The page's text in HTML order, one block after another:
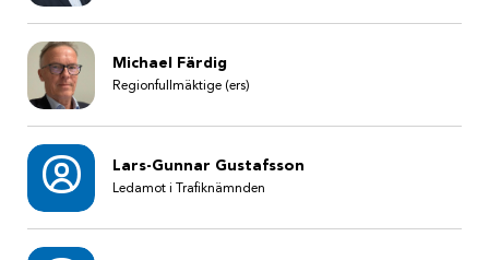
Michael Färdig
Regionfullmäktige (ers)
Lars-Gunnar Gustafsson
Ledamot i Trafiknämnden